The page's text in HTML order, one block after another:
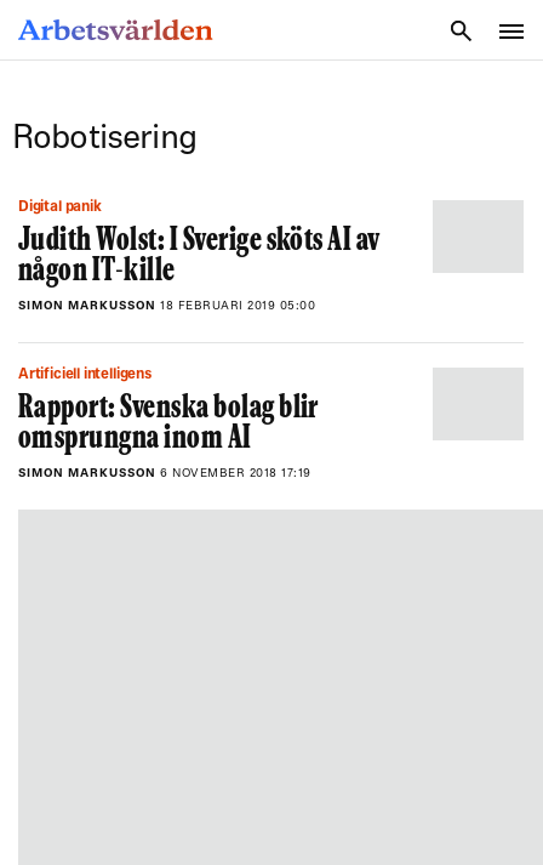
Robotisering
Digital panik
Judith Wolst: I Sverige sköts AI av
någon IT-kille
SIMON MARKUSSON 18 FEBRUARI 2019 05:00
Artificiell intelligens
Rapport: Svenska bolag blir
omsprungna inom AI
SIMON MARKUSSON 6 NOVEMBER 2018 17:19